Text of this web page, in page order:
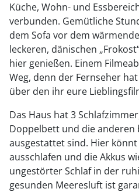
Küche, Wohn- und
verbunden. Gemütliche
dem Sofa vor dem
leckeren, dänischen
hier genießen. Einem
Weg, denn der Fernseher
über den ihr eure
Das Haus hat 3
Doppelbett und die anderen
ausgestattet sind. Hier
ausschlafen und die Akkus
ungestörter Schlaf in der
gesunden Meeresluft ist